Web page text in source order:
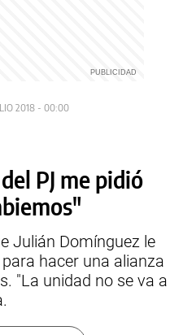
2018 - 00:00
PJ me pidió
Julián Domínguez le
hacer una alianza
"La unidad no se va a